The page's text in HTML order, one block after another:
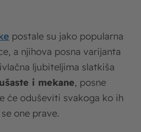
postale su jako popularna
a njihova posna varijanta
ljubiteljima slatkiša
i mekane, posne
će oduševiti svakoga ko ih
one prave.